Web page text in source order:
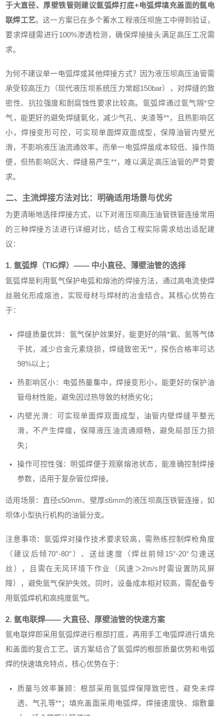
于大直径、厚壁铁管则建议氩弧焊打底+电弧焊填充盖面的氩电
联焊工艺。这一方案已在多个蓄水工程液压坝施工中得到验证，
要求焊缝需进行100%渗透检测，确保焊接接头满足高压工况需
求。
为何不建议单一电弧焊或其他焊接方式？因为液压坝高压油管需
承受较高压力（现代液压坝系统压力常超150bar），对焊缝的致
密性、抗拉强度和耐腐蚀性要求比较高。氩弧焊通过氩气隔*空
气，能更好的避免焊缝氧化，减少气孔、夹渣等**，且热影响区
小，焊接变形可控，可实现单面焊双面成型，保障油管内壁光
滑，不影响液压油流通效率。而单一电弧焊虽成本较低、操作简
便，但热影响区大、焊缝易产生**，难以满足高压油管的严苛要
求。
二、主流焊接方法对比：明确适用场景与优劣
为更清晰地选择焊接方式，以下对液压坝高压油管铁管连接常用
的三种焊接方法进行详细对比，结合工程实际需求给出适配建
议：
1. 氩弧焊（TIG焊）—— 中小直径、薄壁油管的选择
氩弧焊是利用氩气保护电弧和熔池的焊接方法，通过高电流使焊
丝融化形成熔池，实现母材与焊材的冶金结合。其核心优势在
于：
焊缝质量优异：氩气保护效果好，能更好的隔*氧、氮等气体
干扰，减少合金元素烧损，焊缝致密无**，探伤合格率可达
98%以上；
热影响区小：电弧热量集中，焊接变形小，能更好的保护油
管母材性能，避免因过热导致的材质劣化；
内壁光滑：可实现单面焊双面成型，油管内壁焊缝平整光
滑，不产生焊瘤，保障液压油流通顺畅，避免局部压力损
失；
操作可控性强：明弧焊便于观察熔池状态，能准确控制焊接
参数，适用于复杂管位焊接。
适用场景：直径≤50mm、壁厚≤6mm的液压坝高压铁管连接，如
坝体小型执行机构的油管分支。
注意事项：氩弧焊对操作技术要求较高，需熟练控制焊枪角度
（建议后倾70°-80°）、送丝速度（焊丝前倾15°-20°匀速送
丝），且需在无风环境下作业（风速＞2m/s时需设置防风屏
障），避免氩气保护失效。同时，设备成本相对较高，需配备专
用氩弧焊机和高纯度氩气。
2. 氩电联焊—— 大直径、厚壁油管的快速方案
氩电联焊即采用氩弧焊进行根部打底，再用手工电弧焊进行填充
和盖面的复合工艺。该方案结合了氩弧焊的根部质量优势和电弧
焊的快速填充特点，核心优势在于：
质量与效率兼顾：根部采用氩弧焊保障致密性，避免未焊
透、气孔等**；填充盖面采用电弧焊，焊接速度快、熔敷量